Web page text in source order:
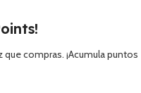
compras. ¡Acumula puntos